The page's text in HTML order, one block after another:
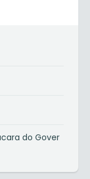
do Gover